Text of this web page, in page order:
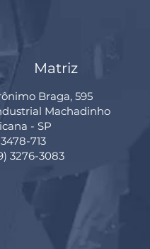
Matriz
Braga, 595
Machadinho
- SP
713
3276-3083